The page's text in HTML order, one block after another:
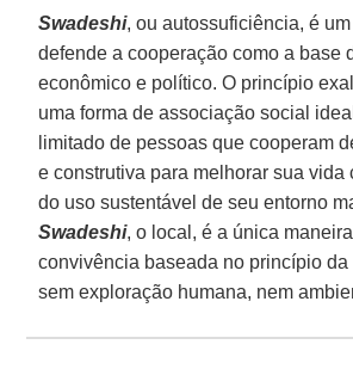
Swadeshi, ou autossuficiência, é
defende a cooperação como a base
econômico e político. O princípio
uma forma de associação social
limitado de pessoas que cooperam
e construtiva para melhorar sua vida
do uso sustentável de seu entorno
Swadeshi, o local, é a única
convivência baseada no princípio
sem exploração humana, nem